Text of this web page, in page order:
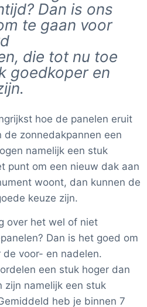
Dan is ons
te gaan voor
die tot nu toe
goedkoper en
hoe de panelen eruit
de zonnedakpannen een
namelijk een stuk
punt om een nieuw dak aan
woont, dan kunnen de
keuze zijn.
over het wel of niet
Dan is het goed om
voor- en nadelen.
een stuk hoger dan
zijn namelijk een stuk
heb je binnen 7